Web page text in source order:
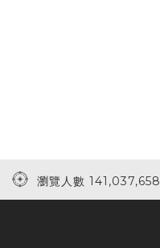
瀏覽人數 141,037,658